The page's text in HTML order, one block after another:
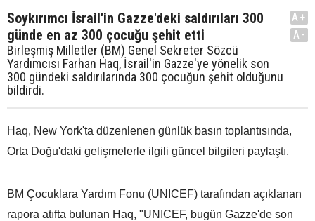
Soykırımcı İsrail'in Gazze'deki saldırıları 300
günde en az 300 çocuğu şehit etti
Birleşmiş Milletler (BM) Genel Sekreter Sözcü
Yardımcısı Farhan Haq, İsrail'in Gazze'ye yönelik son
300 gündeki saldırılarında 300 çocuğun şehit olduğunu
bildirdi.
A+
A-
Haq, New York'ta düzenlenen günlük basın toplantısında,
Orta Doğu'daki gelişmelerle ilgili güncel bilgileri paylaştı.
BM Çocuklara Yardım Fonu (UNICEF) tarafından açıklanan
rapora atıfta bulunan Haq, "UNICEF, bugün Gazze'de son